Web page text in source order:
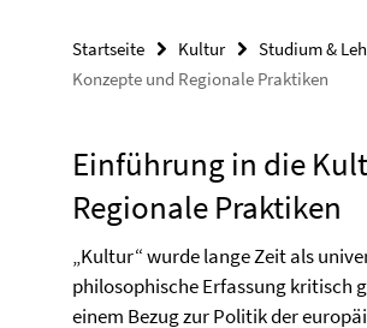
Startseite Kultur Studium &
Konzepte und Regionale Praktiken
Einführung in die
Regionale Praktiken
„Kultur“ wurde lange Zeit als
philosophische Erfassung kritisch
einem Bezug zur Politik der